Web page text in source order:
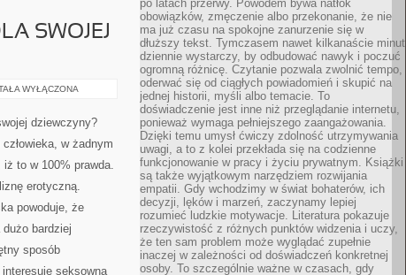
SWOJEJ
WYŁĄCZONA
dziewczyny?
w żadnym
to w 100% prawda.
erotyczną.
powoduje, że
bardziej
sposób
seksowna
po latach przerwy. Powodem bywa natłok
obowiązków, zmęczenie albo przekonanie, że nie
ma już czasu na spokojne zanurzenie się w
dłuższy tekst. Tymczasem nawet kilkanaście minut
dziennie wystarczy, by odbudować nawyk i poczuć
ogromną różnicę. Czytanie pozwala zwolnić tempo,
oderwać się od ciągłych powiadomień i skupić na
jednej historii, myśli albo temacie. To
doświadczenie jest inne niż przeglądanie internetu,
ponieważ wymaga pełniejszego zaangażowania.
Dzięki temu umysł ćwiczy zdolność utrzymywania
uwagi, a to z kolei przekłada się na codzienne
funkcjonowanie w pracy i życiu prywatnym. Książki
są także wyjątkowym narzędziem rozwijania
empatii. Gdy wchodzimy w świat bohaterów, ich
decyzji, lęków i marzeń, zaczynamy lepiej
rozumieć ludzkie motywacje. Literatura pokazuje
rzeczywistość z różnych punktów widzenia i uczy,
że ten sam problem może wyglądać zupełnie
inaczej w zależności od doświadczeń konkretnej
osoby. To szczególnie ważne w czasach, gdy